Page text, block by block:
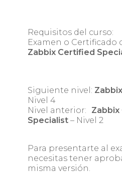
Requisitos del curso:
Examen o Certificado
Zabbix Certified
Siguiente nivel:
Nivel 4
Nivel anterior:
Specialist– Nivel 2
Para presentarte al
necesitas tener
misma versión.